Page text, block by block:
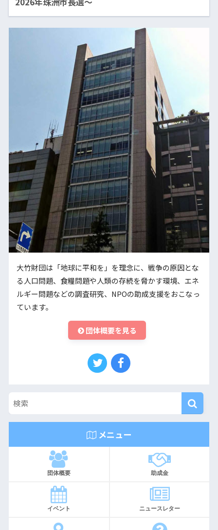
大竹財団は「地球に平和を」を理念に、戦争の原因とな
る人口問題、食糧問題や人類の存続を脅かす環境、エネ
ルギー問題などの調査研究、NPOの助成支援をおこなっ
ています。
団体概要を見る
メニュー
団体概要 助成金
イベント ニュースレター